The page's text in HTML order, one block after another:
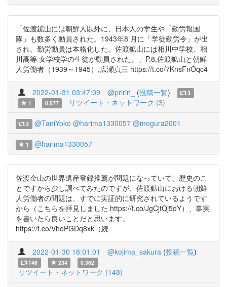
「佐渡鉱山には朝鮮人以外に、日本人の学生や「勤労報国
隊」も数多く動員された。1943年8 月に「学徒勤労令」が出
され、勤労動員は本格化した。佐渡鉱山には相川中学校、相
川高等 女学校学の生徒が動員された。」P.8,佐渡鉱山と朝鮮
人労働者（1939～1945）,広瀬貞三 https://t.co/7KnsFnOqc4
2022-01-31 03:47:09 @pririn_ (投稿一覧)
3
1
0.577 リツイート・ネットワーク (3)
3 @TaniYoko @harima1330057 @mogura2001
1 @harima1330057
佐渡金山の世界遺産登録推薦が問題になっていて、歴史のこ
とですから少し調べてみたのですが、佐渡鉱山における朝鮮
人労働者の問題は、すでに実証的に研究されているようです
から（こちらを拝見しました https://t.co/JgCjtQj5dY）、事実
を書いたら良いことだと思います。
https://t.co/VhoPGDq8xk（続
2022-01-30 18:01:01 @kojima_sakura (投稿一覧)
146 234 0.362
リツイート・ネットワーク (148)